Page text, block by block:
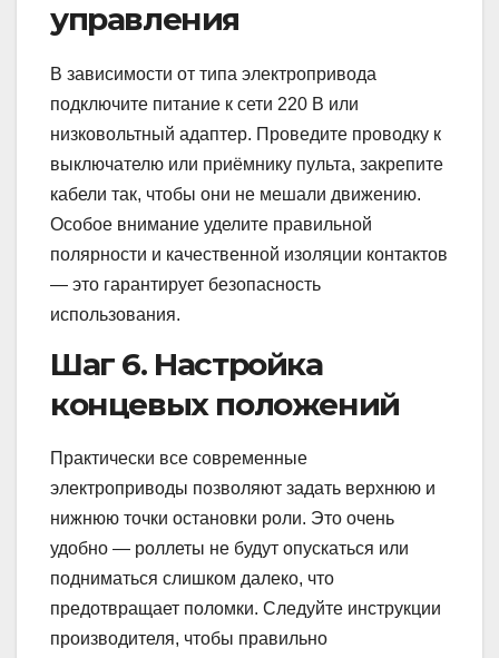
управления
В зависимости от типа электропривода
подключите питание к сети 220 В или
низковольтный адаптер. Проведите проводку к
выключателю или приёмнику пульта, закрепите
кабели так, чтобы они не мешали движению.
Особое внимание уделите правильной
полярности и качественной изоляции контактов
— это гарантирует безопасность
использования.
Шаг 6. Настройка
концевых положений
Практически все современные
электроприводы позволяют задать верхнюю и
нижнюю точки остановки роли. Это очень
удобно — роллеты не будут опускаться или
подниматься слишком далеко, что
предотвращает поломки. Следуйте инструкции
производителя, чтобы правильно